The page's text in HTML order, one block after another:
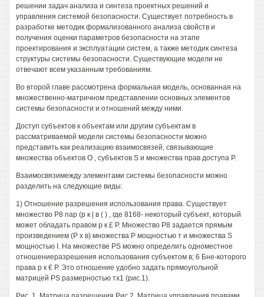
решении задач анализа и синтеза проектных решений и
управления системой безопасности. Существует потребность в
разработке методик формализованного анализа свойств и
получения оценки параметров безопасности на этапе
проектирования и эксплуатации систем, а также методик синтеза
структуры системы безопасности. Существующие модели не
отвечают всем указанным требованиям.
Во второй главе рассмотрена формальная модель, основанная на
множественно-матричном представлении основных элементов
системы безопасности и отношений между ними.
Доступ субъектов к объектам или другим субъектам в
рассматриваемой модели системы безопасности можно
представить как реализацию взаимосвязей, связывающие
множества объектов О , субъектов S и множества прав доступа Р.
Взаимосвязимежду элементами системы безопасности можно
разделить на следующие виды:
1) Отношение разрешения использования права. Существует
множество Р8 пар (р к | в ( ) , где 8168- некоторый субъект, который
может обладать правом р к £ Р. Множество Р8 задается прямым
произведением (Р х в) множества Р мощностью т и множества S
мощностью I. На множестве PS можно определить одноместное
отношениеразрешения использования субъектом в; 6 Бне-которого
права р к € Р. Это отношение удобно задать прямоугольной
матрицей PS размерностью тх1 (рис.1).